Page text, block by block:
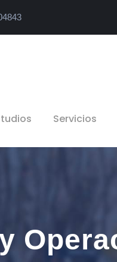
Servicios